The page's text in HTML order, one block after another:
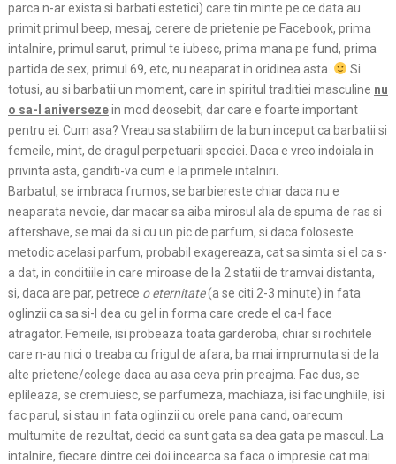
parca n-ar exista si barbati estetici) care tin minte pe ce data au
primit primul beep, mesaj, cerere de prietenie pe Facebook, prima
intalnire, primul sarut, primul te iubesc, prima mana pe fund, prima
partida de sex, primul 69, etc, nu neaparat in oridinea asta.
Si
totusi, au si barbatii un moment, care in spiritul traditiei masculine nu
o sa-l aniversezein mod deosebit, dar care e foarte important
pentru ei. Cum asa? Vreau sa stabilim de la bun inceput ca barbatii si
femeile, mint, de dragul perpetuarii speciei. Daca e vreo indoiala in
privinta asta, ganditi-va cum e la primele intalniri.
Barbatul, se imbraca frumos, se barbiereste chiar daca nu e
neaparata nevoie, dar macar sa aiba mirosul ala de spuma de ras si
aftershave, se mai da si cu un pic de parfum, si daca foloseste
metodic acelasi parfum, probabil exagereaza, cat sa simta si el ca s-
a dat, in conditiile in care miroase de la 2 statii de tramvai distanta,
si, daca are par, petrece o eternitate(a se citi 2-3 minute) in fata
oglinzii ca sa si-l dea cu gel in forma care crede el ca-l face
atragator. Femeile, isi probeaza toata garderoba, chiar si rochitele
care n-au nici o treaba cu frigul de afara, ba mai imprumuta si de la
alte prietene/colege daca au asa ceva prin preajma. Fac dus, se
eplileaza, se cremuiesc, se parfumeza, machiaza, isi fac unghiile, isi
fac parul, si stau in fata oglinzii cu orele pana cand, oarecum
multumite de rezultat, decid ca sunt gata sa dea gata pe mascul. La
intalnire, fiecare dintre cei doi incearca sa faca o impresie cat mai